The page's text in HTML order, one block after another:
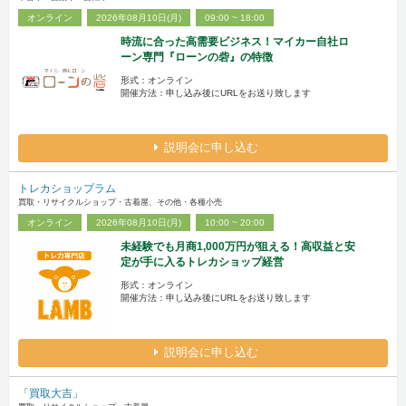
オンライン 2026年08月10日(月) 09:00 ~ 18:00
時流に合った高需要ビジネス！マイカー自社ロ
ーン専門『ローンの砦』の特徴
形式：オンライン
開催方法：申し込み後にURLをお送り致します
説明会に申し込む
トレカショップラム
買取・リサイクルショップ・古着屋、その他・各種小売
オンライン 2026年08月10日(月) 10:00 ~ 20:00
未経験でも月商1,000万円が狙える！高収益と安
定が手に入るトレカショップ経営
形式：オンライン
開催方法：申し込み後にURLをお送り致します
説明会に申し込む
「買取大吉」